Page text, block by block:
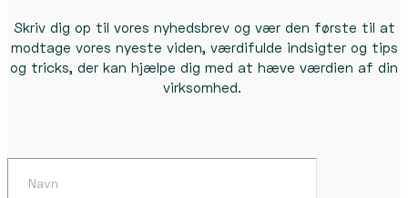
Skriv dig op til vores nyhedsbrev og vær den første til at
modtage vores nyeste viden, værdifulde indsigter og tips
og tricks, der kan hjælpe dig med at hæve værdien af din
virksomhed.